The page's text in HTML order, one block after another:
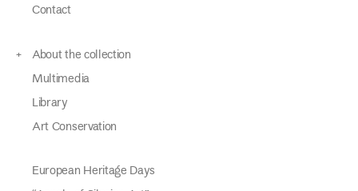
Contact
About the collection
Multimedia
Library
Art Conservation
European Heritage Days